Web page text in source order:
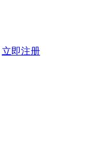
立即注册